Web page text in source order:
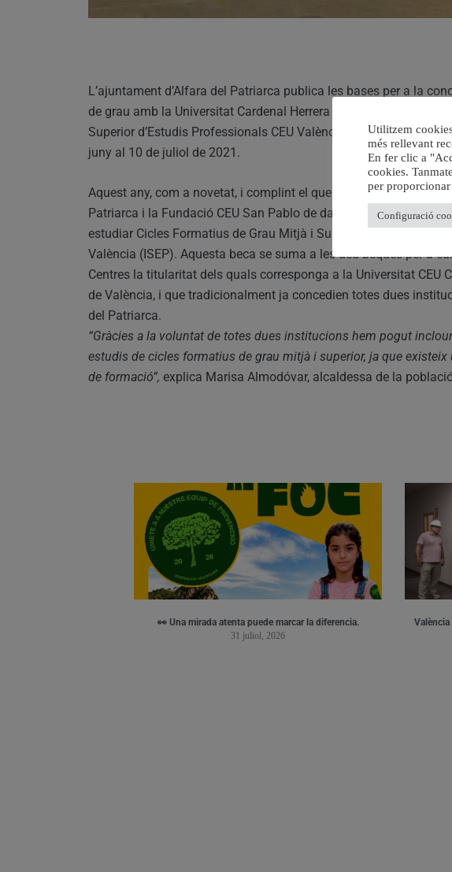
L’ajuntament d’Alfara del Patriarca publica les bases per a la
de grau amb la Universitat Cardenal Herrera CEU i Cicles
Superior d’Estudis Professionals CEU València. El termini per a
juny al 10 de juliol de 2021.
Aquest any, com a novetat, i complint el que es preveu en el
Patriarca i la Fundació CEU San Pablo de data 25 de novembre
estudiar Cicles Formatius de Grau Mitjà i Superior en l’Institut
València (ISEP). Aquesta beca se suma a les deu beques per a
Centres la titularitat dels quals corresponga a la Universitat CEU
de València, i que tradicionalment ja concedien totes dues
del Patriarca.
“Gràcies a la voluntat de totes dues institucions hem pogut
estudis de cicles formatius de grau mitjà i superior, ja que existeix
de formació”, explica Marisa Almodóvar, alcaldessa de la
👀 Una mirada atenta puede marcar la diferencia.
31 juliol, 2026
Utilitzem
més rellevant
En fer clic a
cookies.
per
Configuració